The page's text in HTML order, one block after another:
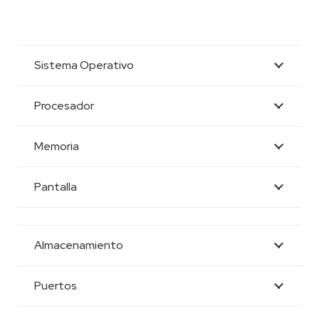
Sistema Operativo
Procesador
Memoria
Pantalla
Almacenamiento
Puertos